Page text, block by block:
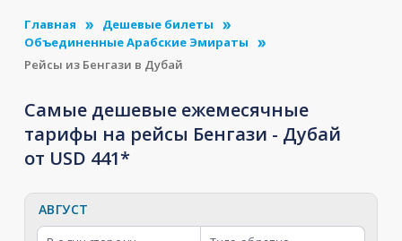
Главная
Дешевые билеты
Объединенные Арабские Эмираты
Рейсы из Бенгази в Дубай
Самые дешевые ежемесячные
тарифы на рейсы Бенгази - Дубай
от USD 441*
АВГУСТ